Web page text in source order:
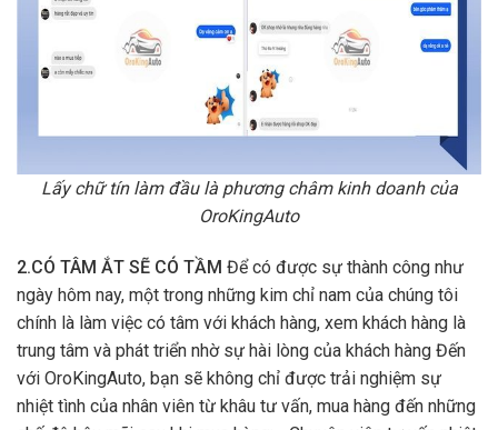
Lấy chữ tín làm đầu là phương châm kinh doanh của
OroKingAuto
2.CÓ TÂM ẮT SẼ CÓ TẦM Để có được sự thành công như
ngày hôm nay, một trong những kim chỉ nam của chúng tôi
chính là làm việc có tâm với khách hàng, xem khách hàng là
trung tâm và phát triển nhờ sự hài lòng của khách hàng Đến
với OroKingAuto, bạn sẽ không chỉ được trải nghiệm sự
nhiệt tình của nhân viên từ khâu tư vấn, mua hàng đến những